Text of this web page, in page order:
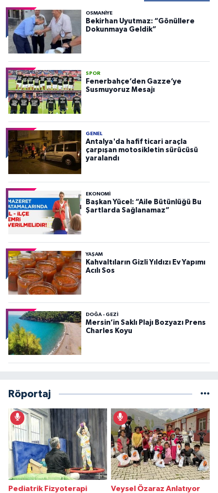
OSMANIYE
Bekirhan Uyutmaz: “Gönüllere
Dokunmaya Geldik”
SPOR
Fenerbahçe’den Gazze’ye
Susmuyoruz Mesajı
GENEL
Antalya'da hafif ticari araçla
çarpışan motosikletin sürücüsü
yaralandı
EKONOMI
Başkan Yücel: “Aile Bütünlüğü Bu
Şartlarda Sağlanamaz”
YAŞAM
Kahvaltıların Gizli Yıldızı Ev Yapımı
Acılı Sos
DOĞA - GEZI
Mersin’in Saklı Plajı Bozyazı Prens
Charles Koyu
Röportaj
Pediatrik Fizyoterapi
Veysel Özaraz Anlatıyor